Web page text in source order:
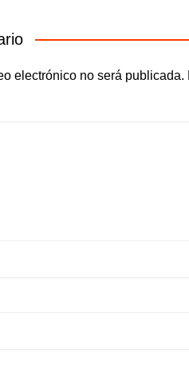
electrónico no será publicada.